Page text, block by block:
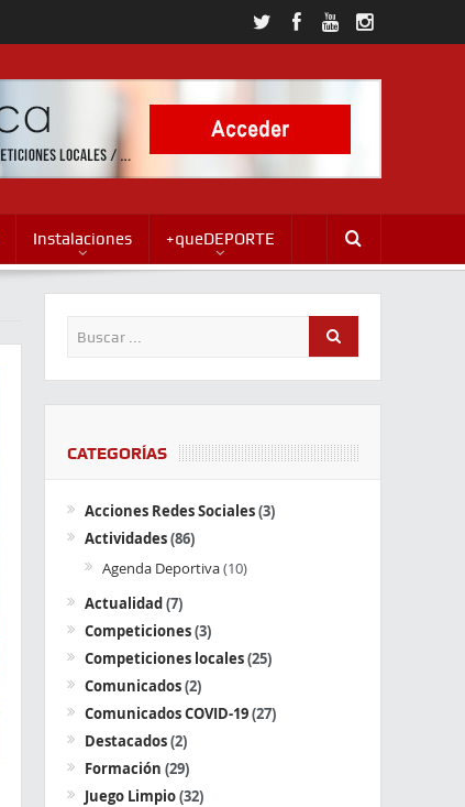
Instalaciones +queDEPORTE
CATEGORÍAS
Acciones Redes Sociales(3)
Actividades(86)
Agenda Deportiva(10)
Actualidad(7)
Competiciones(3)
Competiciones locales(25)
Comunicados(2)
Comunicados COVID-19(27)
Destacados(2)
Formación (29)
Juego Limpio(32)